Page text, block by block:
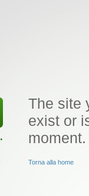
The site
exist or
moment.
Torna alla home